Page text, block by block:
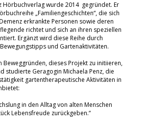
Hörbuchverlag wurde 2014 gegründet. Er
„Familiengeschichten“, die sich
erkrankte Personen sowie deren
richtet und sich an ihren speziellen
Ergänzt wird diese Reihe durch
und Gartenaktivitäten.
Beweggründen, dieses Projekt zu initiieren,
studierte Geragogin Michaela Penz, die
gartentherapeutische Aktivitäten in
in den Alltag von alten Menschen
Lebensfreude zurückgeben.“